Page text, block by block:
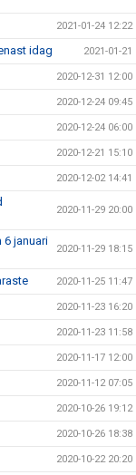
2021-01-24 12:22
idag 2021-01-21
2020-12-31 12:00
2020-12-24 09:45
2020-12-24 06:00
2020-12-21 15:10
2020-12-02 14:41
2020-11-29 20:00
januari
2020-11-29 18:15
2020-11-25 11:47
2020-11-23 16:20
2020-11-23 11:58
2020-11-17 12:00
2020-11-12 07:05
2020-10-26 19:12
2020-10-26 18:38
2020-10-22 20:20